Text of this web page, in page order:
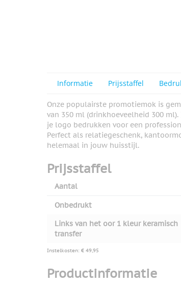
Informatie Prijsstaffel
Onze populairste promotiemok is
van 350 ml (drinkhoeveelheid 300
je logo bedrukken voor een
Perfect als relatiegeschenk,
helemaal in jouw huisstijl.
Prijsstaffel
Aantal
Onbedrukt
Links van het oor 1 kleur keramisch
transfer
Instelkosten: € 49,95
Productinformatie